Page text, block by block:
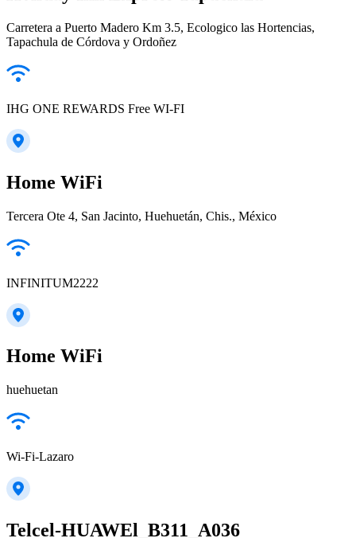
Carretera a Puerto Madero Km 3.5, Ecologico las Hortencias,
Tapachula de Córdova y Ordoñez
IHG ONE REWARDS Free WI-FI
Home WiFi
Tercera Ote 4, San Jacinto, Huehuetán, Chis., México
INFINITUM2222
Home WiFi
huehuetan
Wi-Fi-Lazaro
Telcel-HUAWEl_B311_A036